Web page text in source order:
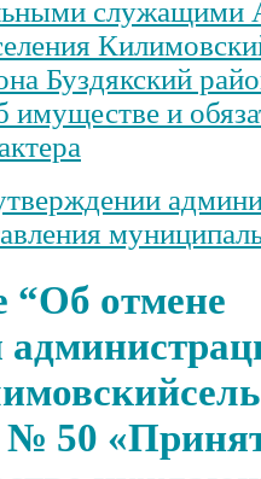
служащими
Буздякский
имуществе и
“Об отмене
№ 50